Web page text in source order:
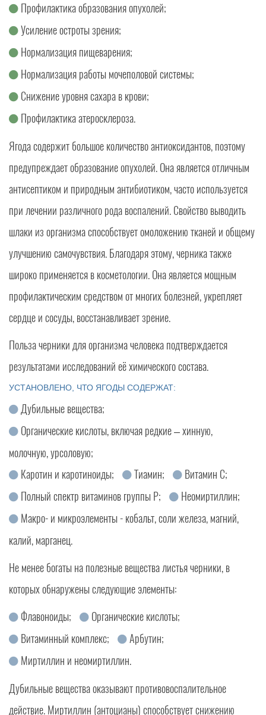
Профилактика образования опухолей;
Усиление остроты зрения;
Нормализация пищеварения;
Нормализация работы мочеполовой системы;
Снижение уровня сахара в крови;
Профилактика атеросклероза.
Ягода содержит большое количество антиоксидантов, поэтому
предупреждает образование опухолей. Она является отличным
антисептиком и природным антибиотиком, часто используется
при лечении различного рода воспалений. Свойство выводить
шлаки из организма способствует омоложению тканей и общему
улучшению самочувствия. Благодаря этому, черника также
широко применяется в косметологии. Она является мощным
профилактическим средством от многих болезней, укрепляет
сердце и сосуды, восстанавливает зрение.
Польза черники для организма человека подтверждается
результатами исследований её химического состава.
УСТАНОВЛЕНО, ЧТО ЯГОДЫ СОДЕРЖАТ:
Дубильные вещества;
Органические кислоты, включая редкие – хинную,
молочную, урсоловую;
Каротин и каротиноиды;
Тиамин;
Витамин С;
Полный спектр витаминов группы Р;
Неомиртиллин;
Макро- и микроэлементы - кобальт, соли железа, магний,
калий, марганец.
Не менее богаты на полезные вещества листья черники, в
которых обнаружены следующие элементы:
Флавоноиды;
Органические кислоты;
Витаминный комплекс;
Арбутин;
Миртиллин и неомиртиллин.
Дубильные вещества оказывают противовоспалительное
действие. Миртиллин (антоцианы) способствует снижению